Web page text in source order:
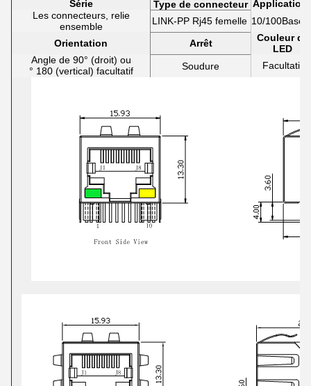
Série Type de connecteur
Les connecteurs, relie
ensemble
LINK-PP Rj45femelle 10/100Base-
Orientation
Arrêt
Couleur de
LED
Angle de 90° (droit) ou
° 180(vertical) facultatif Soudure Facultatif